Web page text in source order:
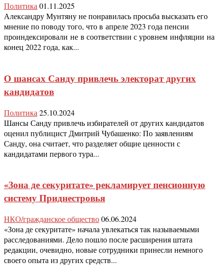
Политика01.11.2025
Александру Мунтяну не понравилась просьба высказать его
мнение по поводу того, что в апреле 2023 года пенсии
проиндексировали не в соответствии с уровнем инфляции на
конец 2022 года, как...
О шансах Санду привлечь электорат других
кандидатов
Политика 25.10.2024
Шансы Санду привлечь избирателей от других кандидатов
оценил публицист Дмитрий Чубашенко: По заявлениям
Санду, она считает, что разделяет общие ценности с
кандидатами первого тура...
«Зона де секуритате» рекламирует пенсионную
систему Приднестровья
НКО/гражданское общество06.06.2024
«Зона де секуритате» начала увлекаться так называемыми
расследованиями. Дело пошло после расширения штата
редакции, очевидно, новые сотрудники принесли немного
своего опыта из других средств...